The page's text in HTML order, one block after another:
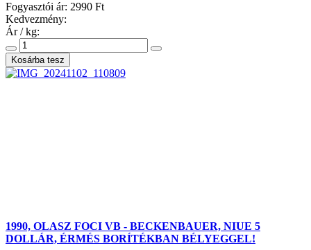
Fogyasztói ár: 2990 Ft
Kedvezmény:
Ár / kg:
1990, OLASZ FOCI VB - BECKENBAUER, NIUE 5
DOLLÁR, ÉRMÉS BORÍTÉKBAN BÉLYEGGEL!